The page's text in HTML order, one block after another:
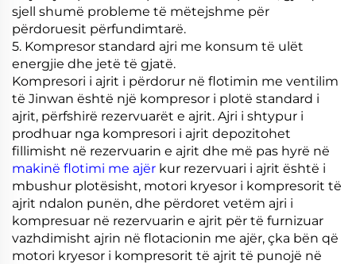
sjell shumë probleme të mëtejshme për
përdoruesit përfundimtarë.
5. Kompresor standard ajri me konsum të ulët
energjie dhe jetë të gjatë.
Kompresori i ajrit i përdorur në flotimin me ventilim
të Jinwan është një kompresor i plotë standard i
ajrit, përfshirë rezervuarët e ajrit. Ajri i shtypur i
prodhuar nga kompresori i ajrit depozitohet
fillimisht në rezervuarin e ajrit dhe më pas hyrë në
makinë flotimi me ajër kur rezervuari i ajrit është i
mbushur plotësisht, motori kryesor i kompresorit të
ajrit ndalon punën, dhe përdoret vetëm ajri i
kompresuar në rezervuarin e ajrit për të furnizuar
vazhdimisht ajrin në flotacionin me ajër, çka bën që
motori kryesor i kompresorit të ajrit të punojë në